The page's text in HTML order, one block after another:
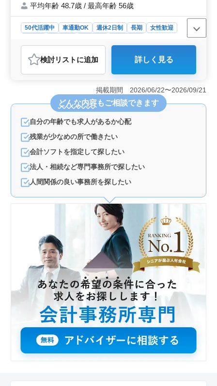
平均年齢 48.7歳 / 最高年齢 56歳
50代活躍中 車通勤OK 週休2日制 長期
女性歓迎
おすすめポイント
＜経験者優遇の会計スタッフ募集＞ 埼玉県久喜市栗橋
東三丁目に位置する会計事務所では、経験豊富な方を対
アを活かし、幅広い業務に携わるチャンスです。 ＜
業務内容＞ 顧客先での訪問による帳簿確認や労務保険
手続き、経営コンサルタント業務、税務業務など、多岐
にわたる業務を担当します。クライアントのニーズに合
会保険完備や車通勤可能な環境が整っています。クライ
アントとの信頼関係を築きながら、柔軟かつ効果的な業
務を展開しています。経験を活かし、事務所の一員とし
てビジネス成功に貢献しませんか？
検討リスト に追加 詳しく見る
掲載期間 2026/06/22〜2026/09/21
どんな内容もご相談できます
自分の年齢でも求人があるか心配
残業が少なめの所で働きたい
会計ソフトを指定して探したい
法人・相続など専門事務所で探したい
人間関係の良い事務所を探したい